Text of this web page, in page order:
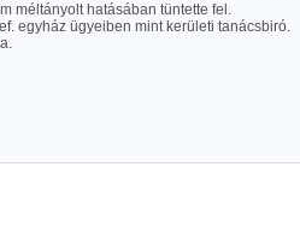
méltányolt hatásában tüntette fel.
egyház ügyeiben mint kerületi tanácsbiró.